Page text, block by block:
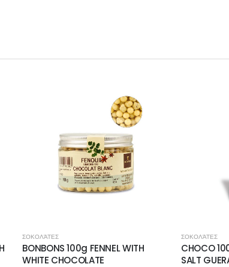
ΣΟΚΟΛΆΤΕΣ
BONBONS 100g FENNEL WITH
WHITE CHOCOLATE
ΣΟΚΟΛΆΤΕΣ
CHOCO
SALT